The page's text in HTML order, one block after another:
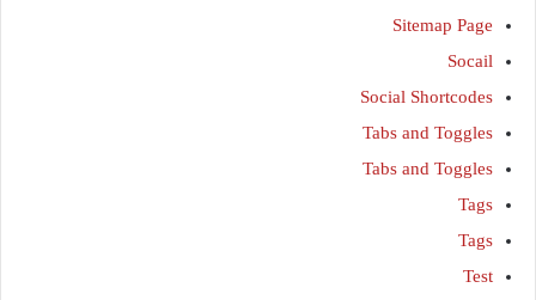
Sitemap Page
Socail
Social Shortcodes
Tabs and Toggles
Tabs and Toggles
Tags
Tags
Test